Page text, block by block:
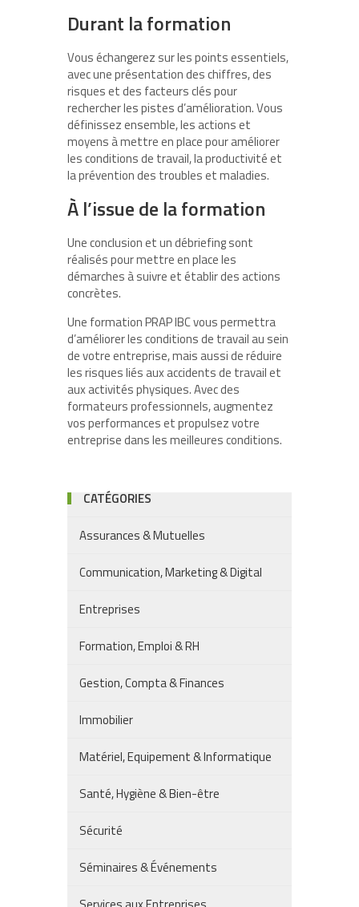
Durant la formation
Vous échangerez sur les points essentiels,
avec une présentation des chiffres, des
risques et des facteurs clés pour
rechercher les pistes d’amélioration. Vous
définissez ensemble, les actions et
moyens à mettre en place pour améliorer
les conditions de travail, la productivité et
la prévention des troubles et maladies.
À l’issue de la formation
Une conclusion et un débriefing sont
réalisés pour mettre en place les
démarches à suivre et établir des actions
concrètes.
Une formation PRAP IBC vous permettra
d’améliorer les conditions de travail au sein
de votre entreprise, mais aussi de réduire
les risques liés aux accidents de travail et
aux activités physiques. Avec des
formateurs professionnels, augmentez
vos performances et propulsez votre
entreprise dans les meilleures conditions.
CATÉGORIES
Assurances & Mutuelles
Communication, Marketing & Digital
Entreprises
Formation, Emploi & RH
Gestion, Compta & Finances
Immobilier
Matériel, Equipement & Informatique
Santé, Hygiène & Bien-être
Sécurité
Séminaires & Événements